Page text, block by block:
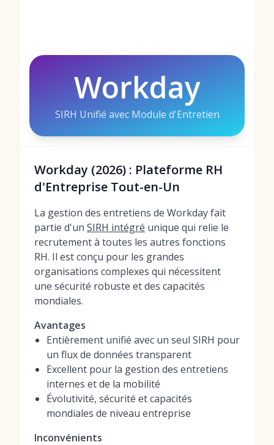
Workday
SIRH Unifié avec Module d'Entretien
Workday (2026) : Plateforme RH
d'Entreprise Tout-en-Un
La gestion des entretiens de Workday fait
partie d'un SIRH intégré unique qui relie le
recrutement à toutes les autres fonctions
RH. Il est conçu pour les grandes
organisations complexes qui nécessitent
une sécurité robuste et des capacités
mondiales.
Avantages
Entièrement unifié avec un seul SIRH pour
un flux de données transparent
Excellent pour la gestion des entretiens
internes et de la mobilité
Évolutivité, sécurité et capacités
mondiales de niveau entreprise
Inconvénients